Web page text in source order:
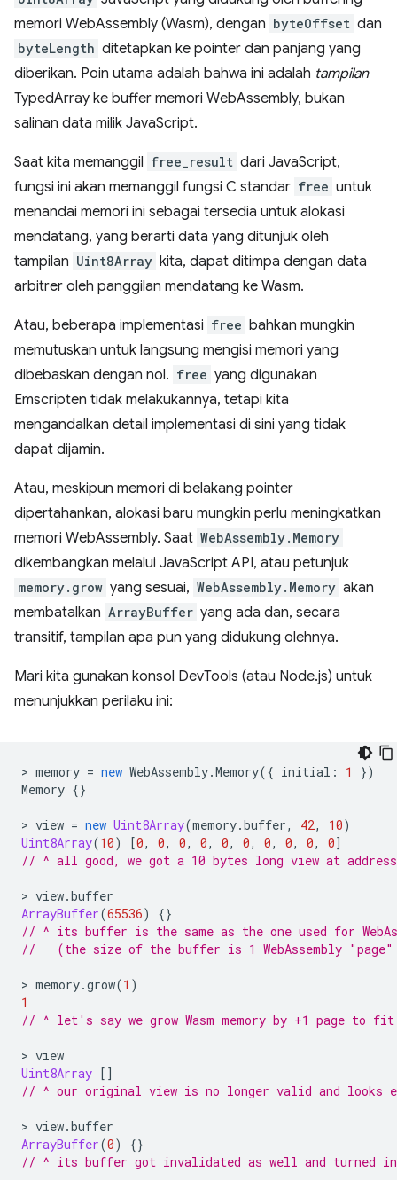
memori WebAssembly (Wasm), dengan byteOffset dan
byteLength ditetapkan ke pointer dan panjang yang
diberikan. Poin utama adalah bahwa ini adalah tampilan
TypedArray ke buffer memori WebAssembly, bukan
salinan data milik JavaScript.
Saat kita memanggil free_result dari JavaScript,
fungsi ini akan memanggil fungsi C standar free untuk
menandai memori ini sebagai tersedia untuk alokasi
mendatang, yang berarti data yang ditunjuk oleh
tampilan Uint8Array kita, dapat ditimpa dengan data
arbitrer oleh panggilan mendatang ke Wasm.
Atau, beberapa implementasi free bahkan mungkin
memutuskan untuk langsung mengisi memori yang
dibebaskan dengan nol. free yang digunakan
Emscripten tidak melakukannya, tetapi kita
mengandalkan detail implementasi di sini yang tidak
dapat dijamin.
Atau, meskipun memori di belakang pointer
dipertahankan, alokasi baru mungkin perlu meningkatkan
memori WebAssembly. Saat WebAssembly.Memory
dikembangkan melalui JavaScript API, atau petunjuk
memory.grow yang sesuai, WebAssembly.Memory akan
membatalkan ArrayBuffer yang ada dan, secara
transitif, tampilan apa pun yang didukung olehnya.
Mari kita gunakan konsol DevTools (atau Node.js) untuk
menunjukkan perilaku ini:
> memory = new WebAssembly.Memory({ initial : 1
})
Memory {}
> view = new Uint8Array(memory.buffer, 42, 10)
Uint8Array(10) [0, 0, 0, 0, 0, 0, 0, 0, 0, 0]
// ^ all good, we got a 10 bytes long view at
> view.buffer
ArrayBuffer(65536)
{}
// ^ its buffer is the same as the one used for
//   (the size of the buffer is 1 WebAssembly "page"
> memory.grow(1 )
1
// ^ let's say we grow Wasm memory by +1 page to fit
> view
Uint8Array []
// ^ our original view is no longer valid and looks
> view.buffer
ArrayBuffer(0)
{}
// ^ its buffer got invalidated as well and turned